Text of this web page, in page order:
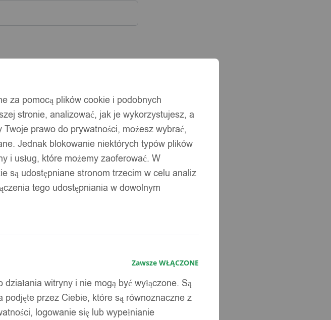
za pomocą plików cookie i podobnych
stronie, analizować, jak je wykorzystujesz, a
prawo do prywatności, możesz wybrać,
Jednak blokowanie niektórych typów plików
i usług, które możemy zaoferować. W
są udostępniane stronom trzecim w celu analiz
tego udostępniania w dowolnym
Zawsze WŁĄCZONE
witryny i nie mogą być wyłączone. Są
przez Ciebie, które są równoznaczne z
logowanie się lub wypełnianie